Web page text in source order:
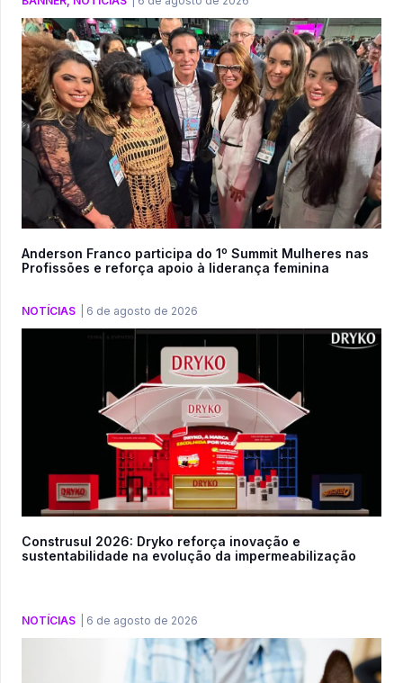
Anderson Franco participa do 1º Summit Mulheres nas
Profissões e reforça apoio à liderança feminina
NOTÍCIAS 6 de agosto de 2026
Construsul 2026: Dryko reforça inovação e
sustentabilidade na evolução da impermeabilização
NOTÍCIAS 6 de agosto de 2026